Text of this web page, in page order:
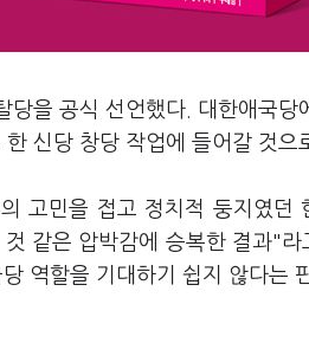
을 공식 선언했다. 대한애국당
신당 창당 작업에 들어갈 것으
고민을 접고 정치적 둥지였던
같은 압박감에 승복한 결과"라
역할을 기대하기 쉽지 않다는